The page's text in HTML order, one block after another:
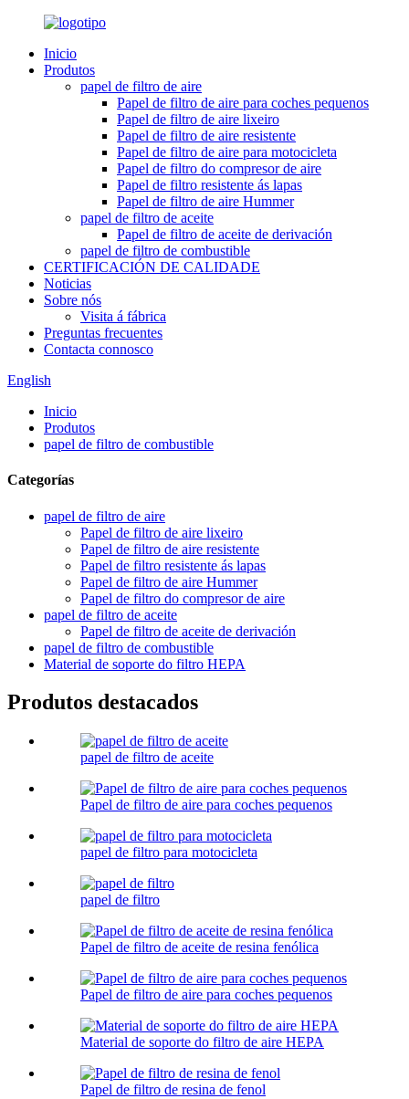
Inicio
Produtos
papel de filtro de aire
Papel de filtro de aire para coches pequenos
Papel de filtro de aire lixeiro
Papel de filtro de aire resistente
Papel de filtro de aire para motocicleta
Papel de filtro do compresor de aire
Papel de filtro resistente ás lapas
Papel de filtro de aire Hummer
papel de filtro de aceite
Papel de filtro de aceite de derivación
papel de filtro de combustible
CERTIFICACIÓN DE CALIDADE
Noticias
Sobre nós
Visita á fábrica
Preguntas frecuentes
Contacta connosco
English
Inicio
Produtos
papel de filtro de combustible
Categorías
papel de filtro de aire
Papel de filtro de aire lixeiro
Papel de filtro de aire resistente
Papel de filtro resistente ás lapas
Papel de filtro de aire Hummer
Papel de filtro do compresor de aire
papel de filtro de aceite
Papel de filtro de aceite de derivación
papel de filtro de combustible
Material de soporte do filtro HEPA
Produtos destacados
papel de filtro de aceite
Papel de filtro de aire para coches pequenos
papel de filtro para motocicleta
papel de filtro
Papel de filtro de aceite de resina fenólica
Papel de filtro de aire para coches pequenos
Material de soporte do filtro de aire HEPA
Papel de filtro de resina de fenol